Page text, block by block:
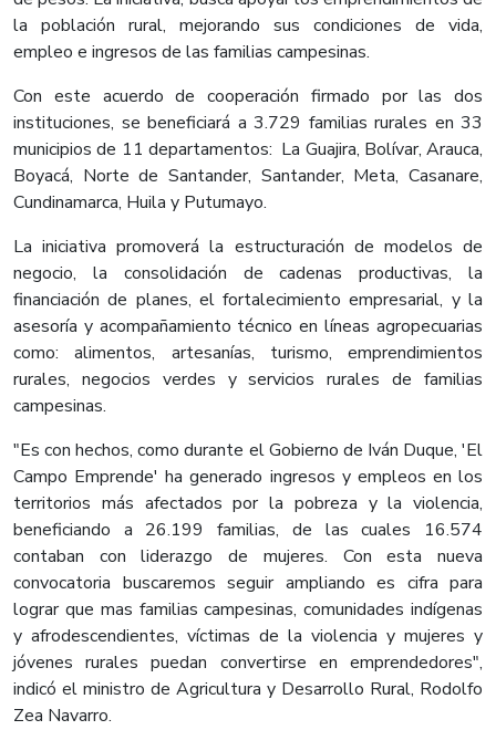
la población rural, mejorando sus condiciones de vida,
empleo e ingresos de las familias campesinas.
Con este acuerdo de cooperación firmado por las dos
instituciones, se beneficiará a 3.729 familias rurales en 33
municipios de 11 departamentos: La Guajira, Bolívar, Arauca,
Boyacá, Norte de Santander, Santander, Meta, Casanare,
Cundinamarca, Huila y Putumayo.
La iniciativa promoverá la estructuración de modelos de
negocio, la consolidación de cadenas productivas, la
financiación de planes, el fortalecimiento empresarial, y la
asesoría y acompañamiento técnico en líneas agropecuarias
como: alimentos, artesanías, turismo, emprendimientos
rurales, negocios verdes y servicios rurales de familias
campesinas.
"Es con hechos, como durante el Gobierno de Iván Duque, 'El
Campo Emprende' ha generado ingresos y empleos en los
territorios más afectados por la pobreza y la violencia,
beneficiando a 26.199 familias, de las cuales 16.574
contaban con liderazgo de mujeres. Con esta nueva
convocatoria buscaremos seguir ampliando es cifra para
lograr que mas familias campesinas, comunidades indígenas
y afrodescendientes, víctimas de la violencia y mujeres y
jóvenes rurales puedan convertirse en emprendedores",
indicó el ministro de Agricultura y Desarrollo Rural, Rodolfo
Zea Navarro.